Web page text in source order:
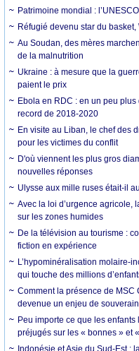
Patrimoine mondial :
Réfugié devenu star du
Au Soudan, des mères
de la malnutrition
Ukraine : à mesure que la
paient le prix
Ebola en RDC : en un peu
record de 2018-2020
En visite au Liban, le chef des
pour les victimes du conflit
D'où viennent les plus gros
nouvelles réponses
Ulysse aux mille ruses était-il
Avec la loi d’urgence agricole,
sur les zones humides
De la télévision au tourisme :
fiction en expérience
L’hypominéralisation molaire-
qui touche des millions
Comment la présence de MSC
devenue un enjeu de
Peu importe ce que les enfants
préjugés sur les « bonnes » et
Indonésie et Asie du Sud-Est :